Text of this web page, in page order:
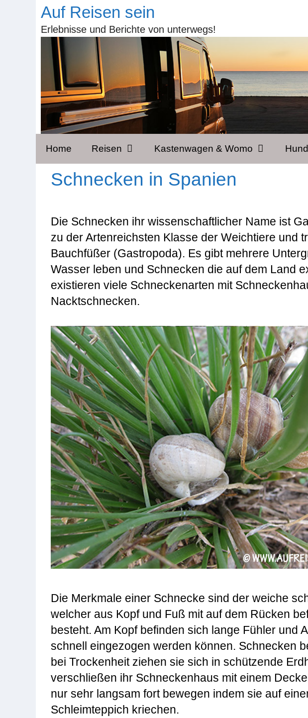
springen
Auf Reisen sein
Erlebnisse und Berichte von unterwegs!
Home Reisen Kastenwagen & Womo
Schnecken in Spanien
Die Schnecken ihr wissenschaftlicher Name ist
zu der Artenreichsten Klasse der Weichtiere und
Bauchfüßer (Gastropoda). Es gibt mehrere
Wasser leben und Schnecken die auf dem Land
existieren viele Schneckenarten mit
Nacktschnecken.
Die Merkmale einer Schnecke sind der weiche
welcher aus Kopf und Fuß mit auf dem Rücken
besteht. Am Kopf befinden sich lange Fühler und
schnell eingezogen werden können. Schnecken
bei Trockenheit ziehen sie sich in schützende
verschließen ihr Schneckenhaus mit einem
nur sehr langsam fort bewegen indem sie auf
Schleimteppich kriechen.